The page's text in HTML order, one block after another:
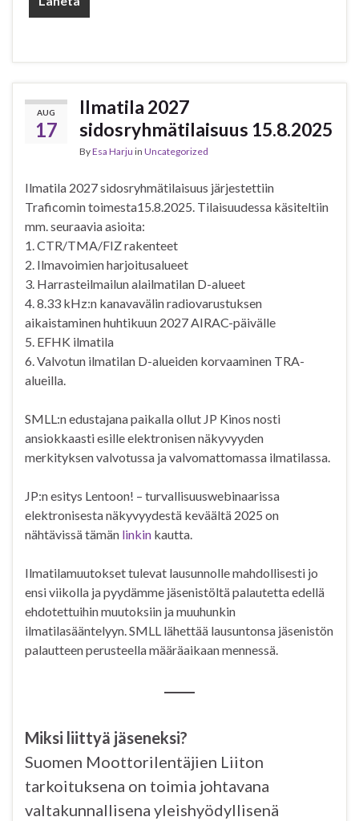
AUG
17
Ilmatila 2027
sidosryhmätilaisuus 15.8.2025
ByEsa Harju in Uncategorized
Ilmatila 2027 sidosryhmätilaisuus järjestettiin
Traficomin toimesta15.8.2025. Tilaisuudessa käsiteltiin
mm. seuraavia asioita:
1. CTR/TMA/FIZ rakenteet
2. Ilmavoimien harjoitusalueet
3. Harrasteilmailun alailmatilan D-alueet
4. 8.33 kHz:n kanavavälin radiovarustuksen
aikaistaminen huhtikuun 2027 AIRAC-päivälle
5. EFHK ilmatila
6. Valvotun ilmatilan D-alueiden korvaaminen TRA-
alueilla.
SMLL:n edustajana paikalla ollut JP Kinos nosti
ansiokkaasti esille elektronisen näkyvyyden
merkityksen valvotussa ja valvomattomassa ilmatilassa.
JP:n esitys Len­toon! – tur­val­li­suus­we­bi­naa­rissa
elektronisesta näkyvyydestä keväältä 2025 on
nähtävissä tämän linkin kautta.
Ilmatilamuutokset tulevat lausunnolle mahdollisesti jo
ensi viikolla ja pyydämme jäsenistöltä palautetta edellä
ehdotettuihin muutoksiin ja muuhunkin
ilmatilasääntelyyn. SMLL lähettää lausuntonsa jäsenistön
palautteen perusteella määräaikaan mennessä.
Miksi liittyä jäseneksi?
Suomen Moottorilentäjien Liiton
tarkoituksena on toimia johtavana
valtakunnallisena yleishyödyllisenä